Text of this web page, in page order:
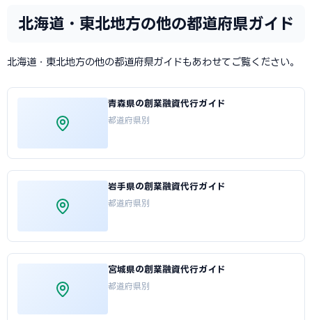
北海道・東北地方の他の都道府県ガイド
北海道・東北地方の他の都道府県ガイドもあわせてご覧ください。
青森県の創業融資代行ガイド
都道府県別
岩手県の創業融資代行ガイド
都道府県別
宮城県の創業融資代行ガイド
都道府県別